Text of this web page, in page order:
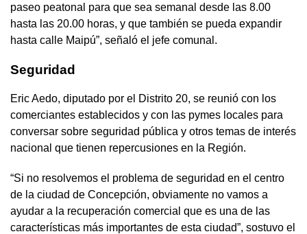
paseo peatonal para que sea semanal desde las 8.00
hasta las 20.00 horas, y que también se pueda expandir
hasta calle Maipú”, señaló el jefe comunal.
Seguridad
Eric Aedo, diputado por el Distrito 20, se reunió con los
comerciantes establecidos y con las pymes locales para
conversar sobre seguridad pública y otros temas de interés
nacional que tienen repercusiones en la Región.
“Si no resolvemos el problema de seguridad en el centro
de la ciudad de Concepción, obviamente no vamos a
ayudar a la recuperación comercial que es una de las
características más importantes de esta ciudad”, sostuvo el